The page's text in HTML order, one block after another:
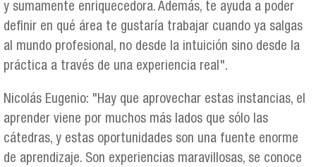
y sumamente enriquecedora. Además, te ayuda a poder
definir en qué área te gustaría trabajar cuando ya salgas
al mundo profesional, no desde la intuición sino desde la
práctica a través de una experiencia real".
Nicolás Eugenio: "Hay que aprovechar estas instancias, el
aprender viene por muchos más lados que sólo las
cátedras, y estas oportunidades son una fuente enorme
de aprendizaje. Son experiencias maravillosas, se conoce